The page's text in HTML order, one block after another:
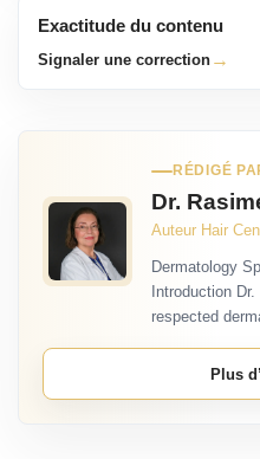
Exactitude du contenu
Signaler une correction →
RÉDIGÉ
Dr.
Auteur Hair
Dermatology
Introduction
respected
Plus